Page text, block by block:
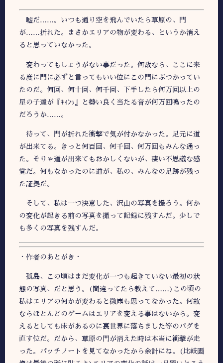
嘘だ……。いつも通り空を飛んでいたら草原の、門
が……折れた。まさかエリアの物が変わる、というか消え
ると思っていなかった。
変わってもしょうがない事だった。何故なら、ここに来
る度に門に必ずと言ってもいい位にこの門にぶつかってい
たのだ。何回、何十回、何千回、下手したら何万回以上の
星の子達が『ｷｨﾝｯ』と勢い良く当たる音が何万回鳴ったの
だろうか……。
待って、門が折れた衝撃で気が付かなかった。足元に道
が出来てる。きっと何百回、何千回、何万回もみんな通っ
た。そりゃ道が出来てもおかしくないが、凄い不思議な感
覚だ。何もなかったのに道が、私の、みんなの足跡が残っ
た証拠だ。
そして、私は一つ決意した、沢山の写真を撮ろう。何か
の変化が起きる前の写真を撮って記録に残すんだ。少しで
も多くの写真を残すんだ。
・作者のあとがき・
孤島、この頃はまだ変化が一つも起きていない最初の状
態の写真、だと思う。(間違ってたら教えて……)この頃の
私はエリアの何かが変わると微塵も思ってなかった。何故
ならほとんどのゲームはエリアを変える事はないから。変
えるとしても床があるのに裏世界に落ちました等のバグを
直す位だ。だから、草原の門が消えた時は本当に衝撃が走
った。パッチノートを見てなかったから余計にね。(比較画